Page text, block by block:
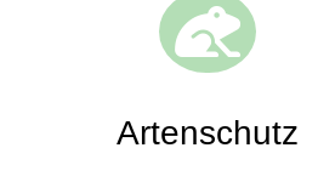
Artenschutz